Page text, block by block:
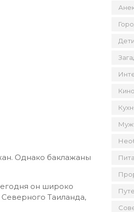
Однако баклажаны
он широко
Таиланда,
Дети
Кино